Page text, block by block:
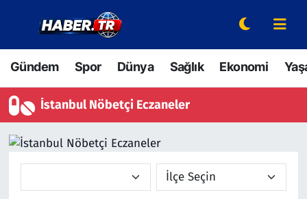
Gündem Spor Dünya Sağlık Ekonomi
İstanbul Nöbetçi Eczaneler
Gündem
Spor
Dünya
Ekonomi
Hava Durumu
Trafik Durumu
Süper Lig Puan Durumu ve Fikstür
Son Dakika Haberleri